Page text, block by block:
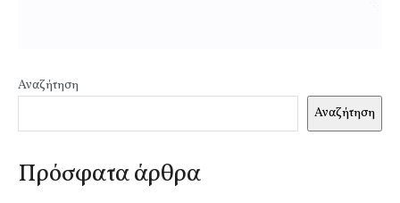
Αναζήτηση
Αναζήτηση
Πρόσφατα άρθρα